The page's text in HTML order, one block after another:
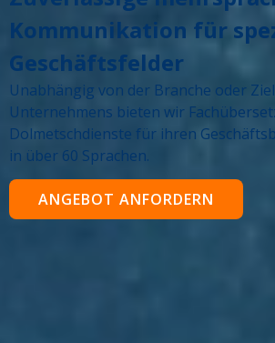
Kommunikation für
Geschäftsfelder
Unabhängig von der Branche oder
Unternehmens bieten wir
Dolmetschdienste für ihren
in über 60 Sprachen.
ANGEBOT ANFORDERN